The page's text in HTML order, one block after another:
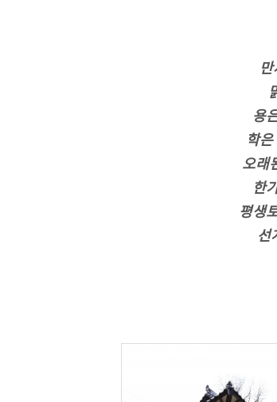
용
학
오래
한
평생
선